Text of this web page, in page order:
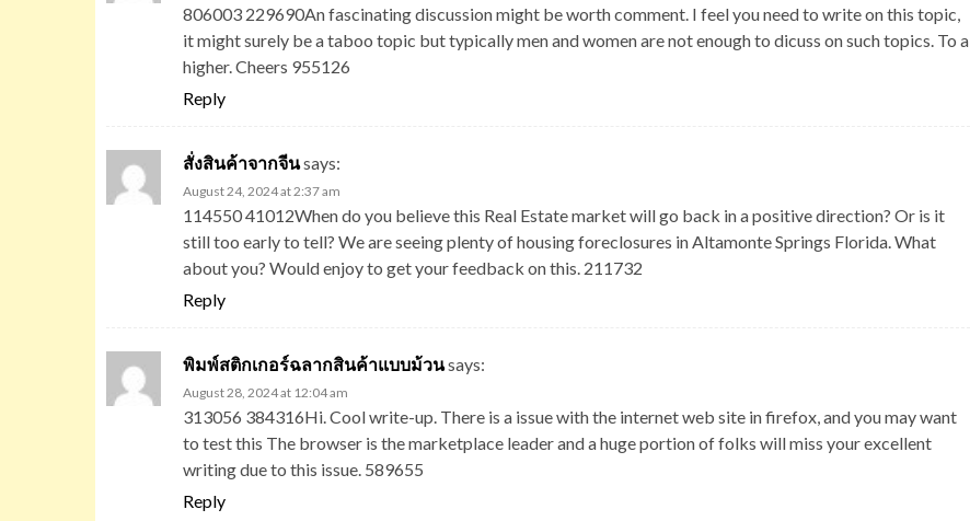
806003 229690An fascinating discussion might be worth comment. I feel you need to write on this topic,
it might surely be a taboo topic but typically men and women are not enough to dicuss on such topics. To a
higher. Cheers 955126
Reply
สั่งสินค้าจากจีนsays:
August 24, 2024 at 2:37 am
114550 41012When do you believe this Real Estate market will go back in a positive direction? Or is it
still too early to tell? We are seeing plenty of housing foreclosures in Altamonte Springs Florida. What
about you? Would enjoy to get your feedback on this. 211732
Reply
พิมพ์สติกเกอร์ฉลากสินค้าแบบม้วนsays:
August 28, 2024 at 12:04 am
313056 384316Hi. Cool write-up. There is a issue with the internet web site in firefox, and you may want
to test this The browser is the marketplace leader and a huge portion of folks will miss your excellent
writing due to this issue. 589655
Reply